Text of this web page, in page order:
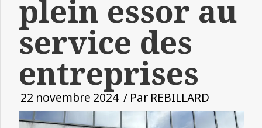
plein essor au
service des
entreprises
22 novembre 2024 / Par REBILLARD